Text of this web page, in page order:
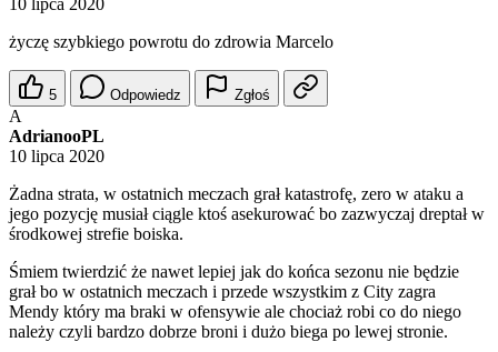
10 lipca 2020
życzę szybkiego powrotu do zdrowia Marcelo
5 Odpowiedz Zgłoś
A
AdrianooPL
10 lipca 2020
Żadna strata, w ostatnich meczach grał katastrofę, zero w ataku a
jego pozycję musiał ciągle ktoś asekurować bo zazwyczaj dreptał w
środkowej strefie boiska.
Śmiem twierdzić że nawet lepiej jak do końca sezonu nie będzie
grał bo w ostatnich meczach i przede wszystkim z City zagra
Mendy który ma braki w ofensywie ale chociaż robi co do niego
należy czyli bardzo dobrze broni i dużo biega po lewej stronie.